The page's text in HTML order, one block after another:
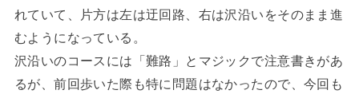
れていて、片方は左は迂回路、右は沢沿いをそのまま進
むようになっている。
沢沿いのコースには「難路」とマジックで注意書きがあ
るが、前回歩いた際も特に問題はなかったので、今回も